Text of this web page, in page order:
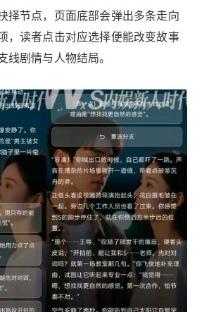
择节点，页面底部会弹出多条走向
，读者点击对应选择便能改变故事
线剧情与人物结局。